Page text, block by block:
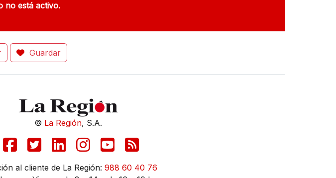
no está activo.
Guardar
© La Región, S.A.
al cliente de La Región: 988 60 40 76